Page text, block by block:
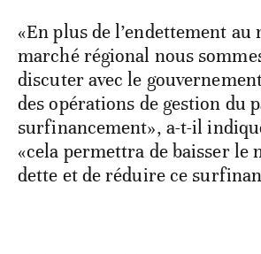
«En plus de l’endettement au
marché régional nous
discuter avec le
des opérations de gestion du
surfinancement», a-t-il
«cela permettra de baisser le
dette et de réduire ce